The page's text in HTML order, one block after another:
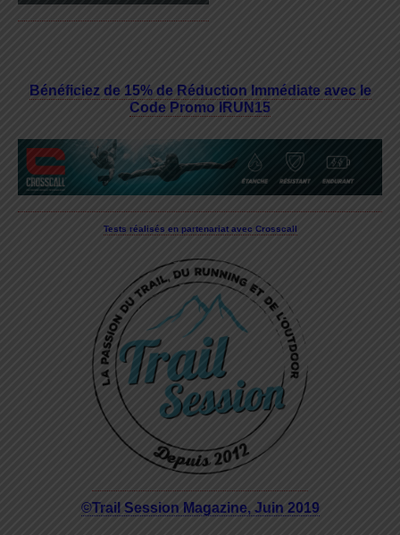
Bénéficiez de 15% de Réduction Immédiate avec le
Code Promo IRUN15
Tests réalisés en partenariat avec Crosscall
©Trail Session Magazine, Juin 2019